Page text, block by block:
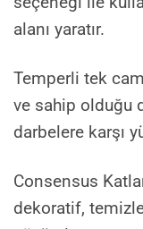
alanı yaratır.
Temperli tek
ve sahip olduğu
darbelere karşı
Consensus
dekoratif,